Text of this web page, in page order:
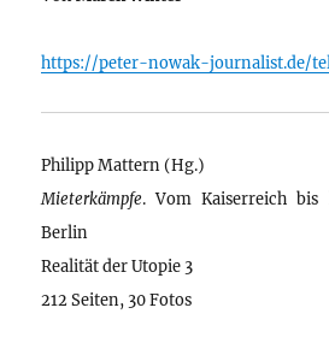
https://peter-nowak-journalist.de/
Philipp Mattern (Hg.)
Mieterkämpfe. Vom Kaiserreich bis
Berlin
Realität der Utopie 3
212 Seiten, 30 Fotos